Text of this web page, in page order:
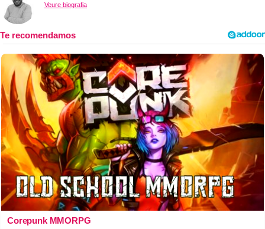
Veure biografia
Corepunk MMORPG